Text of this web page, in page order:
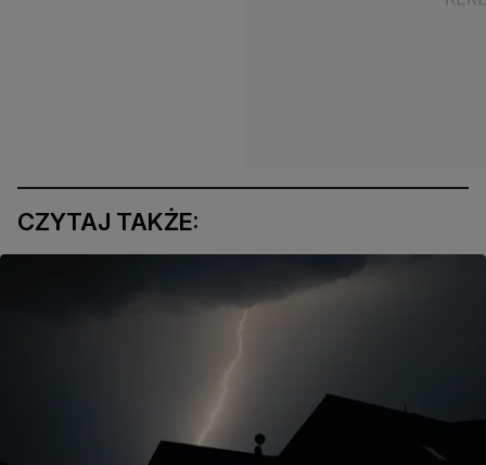
CZYTAJ TAKŻE: